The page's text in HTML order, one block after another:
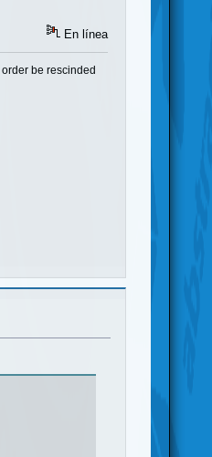
En línea
be rescinded